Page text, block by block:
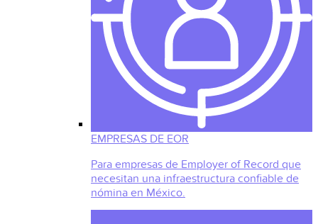
EMPRESAS DE EOR
Para empresas de Employer of Record que
necesitan una infraestructura confiable de
nómina en México.